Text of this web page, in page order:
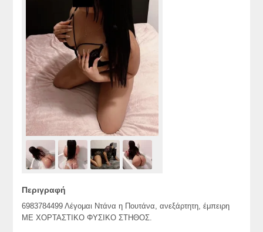
Περιγραφή
6983784499 Λέγομαι Ντάνα η Πουτάνα, ανεξάρτητη, έμπειρη
ME ΧΟΡΤΑΣΤΙΚΟ ΦΥΣΙΚΟ ΣΤΗΘΟΣ.